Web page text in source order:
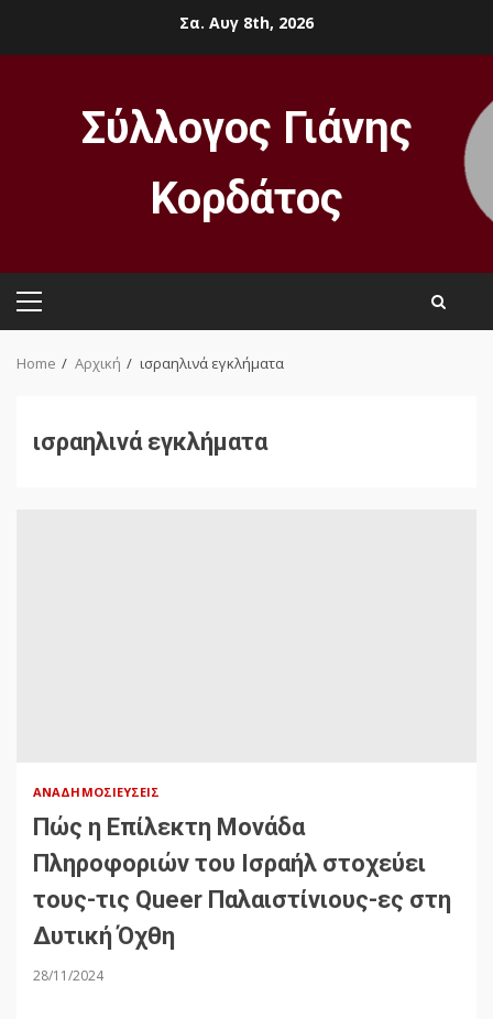
Σα. Αυγ 8th, 2026
Σύλλογος Γιάνης
Κορδάτος
Primary
Home Αρχική ισραηλινά εγκλήματα
ισραηλινά εγκλήματα
ΑΝΑΔΗΜΟΣΙΕΎΣΕΙΣ
Πώς η Επίλεκτη Μονάδα
Πληροφοριών του Ισραήλ στοχεύει
τους-τις Queer Παλαιστίνιους-ες στη
Δυτική Όχθη
28/11/2024